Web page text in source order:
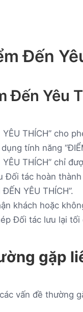
Đến
Đến Yêu
YÊU THÍCH” cho
tính năng
YÊU THÍCH” chỉ
Đối tác hoàn
YÊU THÍCH”.
khách hoặc
Đối tác lưu lại
gặp
vấn đề thường